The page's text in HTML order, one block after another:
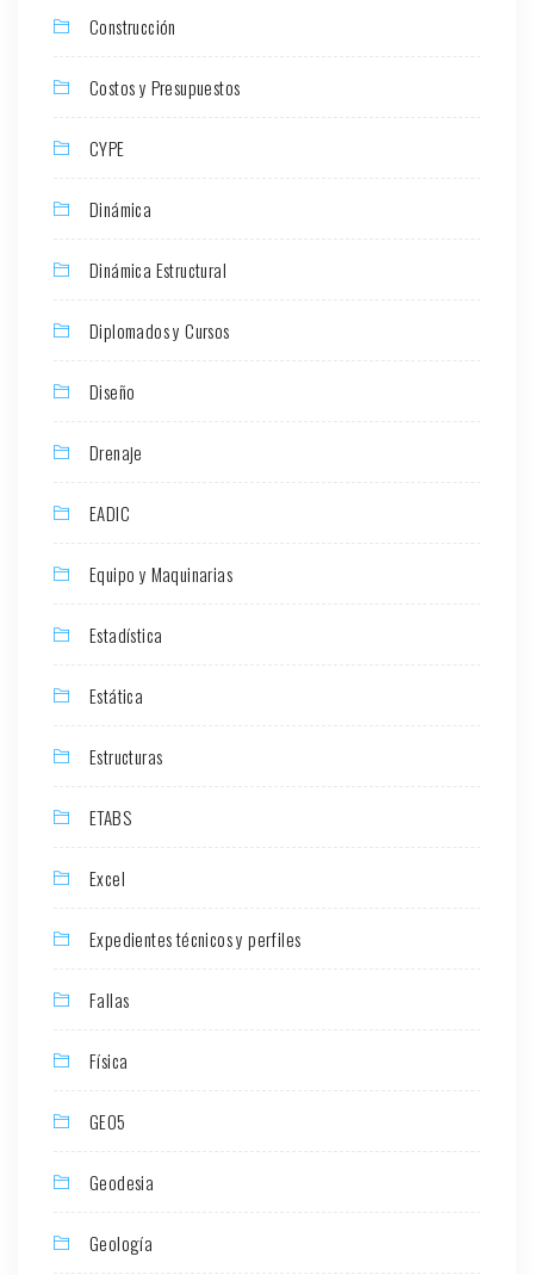
Construcción
Costos y Presupuestos
CYPE
Dinámica
Dinámica Estructural
Diplomados y Cursos
Diseño
Drenaje
EADIC
Equipo y Maquinarias
Estadística
Estática
Estructuras
ETABS
Excel
Expedientes técnicos y perfiles
Fallas
Física
GEO5
Geodesia
Geología